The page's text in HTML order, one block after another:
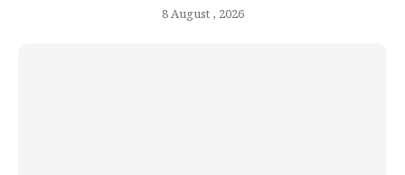
8 August , 2026